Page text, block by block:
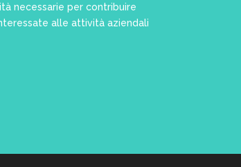
necessarie per contribuire
alle attività aziendali